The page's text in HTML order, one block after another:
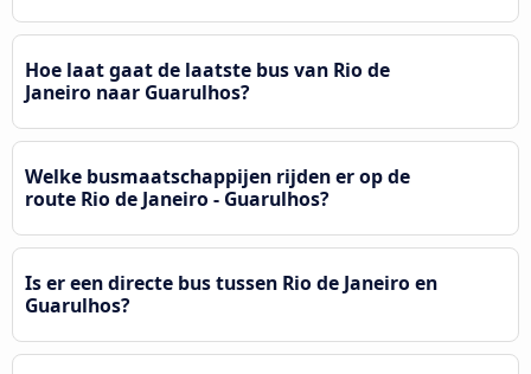
Hoe laat gaat de laatste bus van Rio de
Janeiro naar Guarulhos?
Welke busmaatschappijen rijden er op de
route Rio de Janeiro - Guarulhos?
Is er een directe bus tussen Rio de Janeiro en
Guarulhos?